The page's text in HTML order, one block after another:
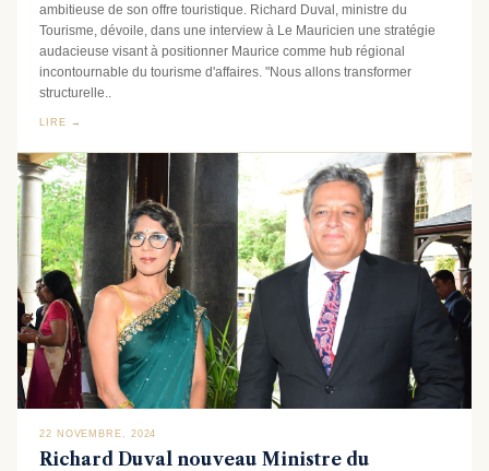
ambitieuse de son offre touristique. Richard Duval, ministre du
Tourisme, dévoile, dans une interview à Le Mauricien une stratégie
audacieuse visant à positionner Maurice comme hub régional
incontournable du tourisme d'affaires. "Nous allons transformer
structurelle..
LIRE →
22 NOVEMBRE, 2024
Richard Duval nouveau Ministre du